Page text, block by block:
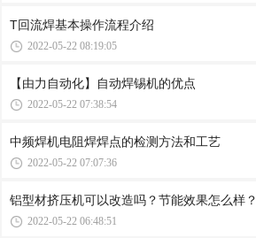
T回流焊基本操作流程介绍
2022-05-22 08:19:05
【由力自动化】自动焊锡机的优点
2022-05-22 07:38:54
中频焊机电阻焊焊点的检测方法和工艺
2022-05-22 07:07:36
铝型材挤压机可以改造吗？节能效果怎么样？
2022-05-22 06:48:51